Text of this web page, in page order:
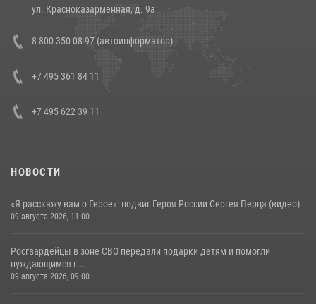
14 июля 2026, 12:20
Состоялась рабочая встреча директора Росгвардии Героя России
генерала армии Виктора Золотова с заместителем полномочного
представителя Президента Российской Федерации в Северо-
Кавказском федеральном округе Виталием Кузнецовым
ул. Красноказарменная, д. 9а
8 800 350 08 97 (автоинформатор)
+7 495 361 84 11
+7 495 622 39 11
НОВОСТИ
«Я расскажу вам о Герое»: подвиг Героя России Сергея Перца (видео)
09 августа 2026, 11:00
Росгвардейцы в зоне СВО передали подарки детям и помогли
нуждающимся г...
09 августа 2026, 09:00